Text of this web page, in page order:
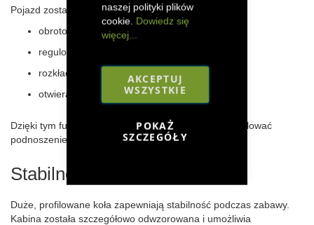
naszej polityki plików
cookie. Dowiedz się
więcej...
AKCEPTUJ
WSZYSTKIE
POKAŻ
SZCZEGÓŁY
Pojazd został wyposażony w:
obrotowy dźwig z teleskopowym wysięgnikiem,
regulowaną linę z hakiem,
rozkładane podpory stabilizujące,
otwierane drzwi kabiny.
Dzięki tym funkcjom dziecko może realistycznie symulować
podnoszenie i transport ładunków.
Stabilność i detale
Duże, profilowane koła zapewniają stabilność podczas zabawy.
Kabina została szczegółowo odwzorowana i umożliwia